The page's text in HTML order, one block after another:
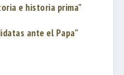
e historia prima”
ante el Papa”